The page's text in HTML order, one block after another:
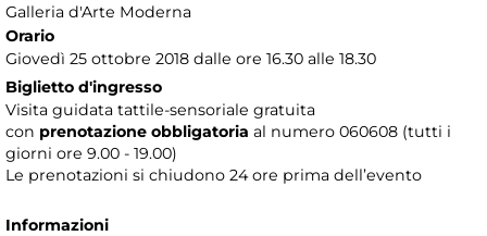
Galleria d'Arte Moderna
Orario
Giovedì 25 ottobre 2018 dalle ore 16.30 alle 18.30
Biglietto d'ingresso
Visita guidata tattile-sensoriale gratuita
con prenotazione obbligatoria al numero 060608 (tutti i
giorni ore 9.00 - 19.00)
Le prenotazioni si chiudono 24 ore prima dell’evento
Informazioni